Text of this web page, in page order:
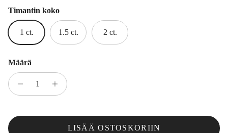
Timantin koko
1 ct. 1.5 ct. 2 ct.
Määrä
LISÄÄ OSTOSKORIIN